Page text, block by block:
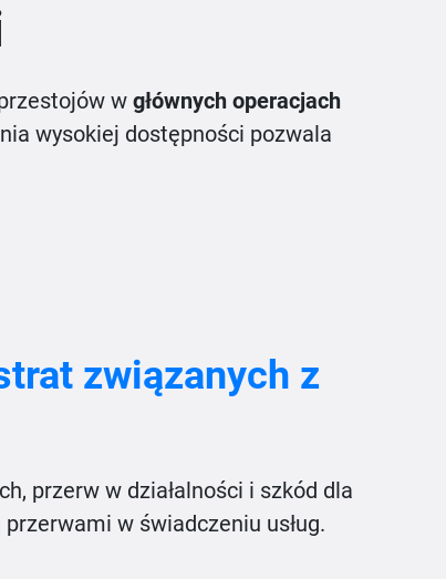
w głównych operacjach
wysokiej dostępności pozwala
związanych z
przerw w działalności i szkód dla
w świadczeniu usług.